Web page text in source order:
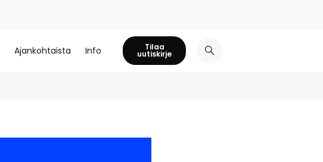
Ajankohtaista Info Tilaa
uutiskirje